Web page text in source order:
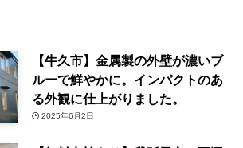
【牛久市】金属製の外壁が濃いブ
ルーで鮮やかに。インパクトのあ
る外観に仕上がりました。
2025年6月2日